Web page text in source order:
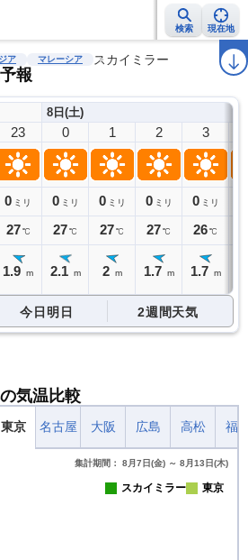
検索 現在地
地震情報 警報・注意報 2週間天気 ラ
ア マレーシア スカイミラー
報
23
0 ミリ
27 ℃
1.9 m
8日(土)
0
0 ミリ
27℃
2.1 m
1
0 ミリ
27℃
2 m
2
0 ミリ
27℃
1.7 m
3
0 ミリ
26℃
1.7 m
今日明日 2週間天気
気温比較
東京 名古屋 大阪 広島 高松 福
集計期間： 8月7日(金) ～ 8月13日(木)
スカイミラー 東京